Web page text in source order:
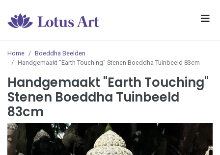
Home
Boeddha Beelden
Handgemaakt "Earth Touching" Stenen Boeddha Tuinbeeld 83cm
Handgemaakt "Earth Touching"
Stenen Boeddha Tuinbeeld
83cm